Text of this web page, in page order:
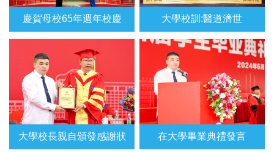
慶賀母校65年週年校慶 大學校訓:醫道濟世
大學校長親自頒發感謝狀 在大學畢業典禮發言